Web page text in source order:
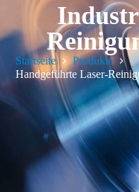
Startseite
Produkte
Handgeführte Laser-